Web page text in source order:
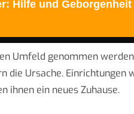
Umfeld genommen
die Ursache. Einrichtungen
ihnen ein neues Zuhause.